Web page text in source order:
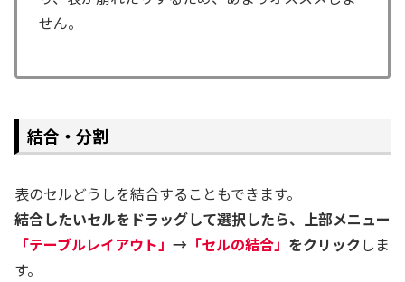
せん。
結合・分割
表のセルどうしを結合することもできます。
結合したいセルをドラッグして選択したら、上部メニュー
「テーブルレイアウト」 → 「セルの結合」 をクリックしま
す。